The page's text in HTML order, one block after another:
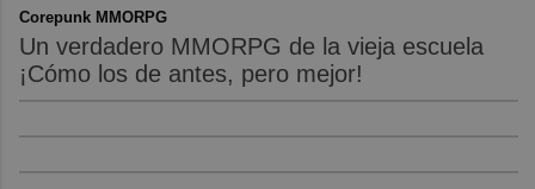
Corepunk MMORPG
Un verdadero MMORPG de la vieja escuela
¡Cómo los de antes, pero mejor!